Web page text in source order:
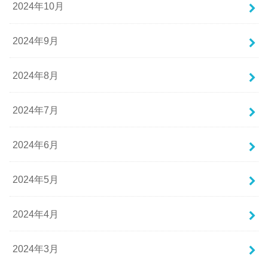
2024年10月
2024年9月
2024年8月
2024年7月
2024年6月
2024年5月
2024年4月
2024年3月